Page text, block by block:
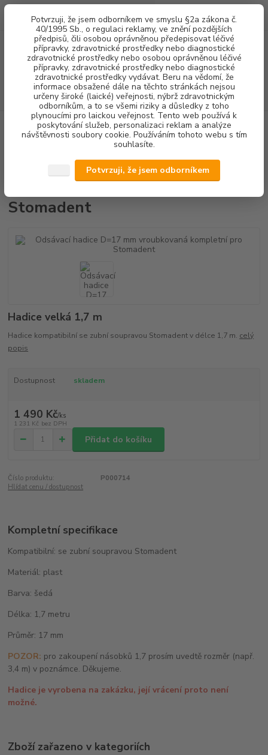
Potvrzuji, že jsem odborníkem ve smyslu §2a zákona č.
40/1995 Sb., o regulaci reklamy, ve znění pozdějších
předpisů, čili osobou oprávněnou předepisovat léčivé
přípravky, zdravotnické prostředky nebo diagnostické
zdravotnické prostředky nebo osobou oprávněnou léčivé
přípravky, zdravotnické prostředky nebo diagnostické
zdravotnické prostředky vydávat. Beru na vědomí, že
informace obsažené dále na těchto stránkách nejsou
určeny široké (laické) veřejnosti, nýbrž zdravotnickým
odborníkům, a to se všemi riziky a důsledky z toho
plynoucími pro laickou veřejnost. Tento web používá k
poskytování služeb, personalizaci reklam a analýze
návštěvnosti soubory cookie. Používáním tohoto webu s tím
souhlasíte.
Potvrzuji, že jsem odborníkem
Menu
CZK
Hledat
(Po-Pá, 8-16 hod.)
za0,00 Kč
STOMATOLOGICKÉ SOUPRAVY + NÁHRADNÍ DÍLY
NÁHRADNÍ
DÍLY SÁNÍ
HADICE
Odsávací hadice D=17 mm vroubkovaná kompletní
Odsávací hadice D=17 mm
vroubkovaná kompletní pro
Stomadent
Hadice velká 1,7 m
Hadice kompatibilní se zubní soupravou Stomadent v délce 1,7 m. celý
popis
Dostupnost skladem
1 490 Kč/ks
1 231 Kč bez DPH
Přidat do košíku
Číslo produktu:
P000714
Hlídat cenu / dostupnost
Kompletní specifikace
Kompatibilní: se zubní soupravou Stomadent
Materiál: plast
Barva: šedá
Délka: 1,7 metru
Průměr: 17 mm
POZOR: pro zakoupení násobků 1,7 prosím uvedtě rozměr (např.
3,4 m) v poznámce. Děkujeme.
Hadice je vyrobena na zakázku, její vrácení proto není
možné.
Zboží zařazeno v kategoriích